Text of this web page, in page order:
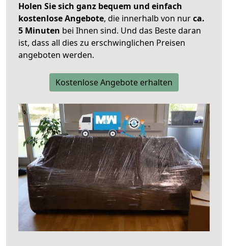
Holen Sie sich ganz bequem und einfach
kostenlose Angebote, die innerhalb von nurca.
5 Minuten bei Ihnen sind. Und das Beste daran
ist, dass all dies zu erschwinglichen Preisen
angeboten werden.
Kostenlose Angebote erhalten